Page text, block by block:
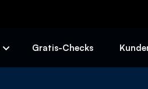
Gratis-Checks